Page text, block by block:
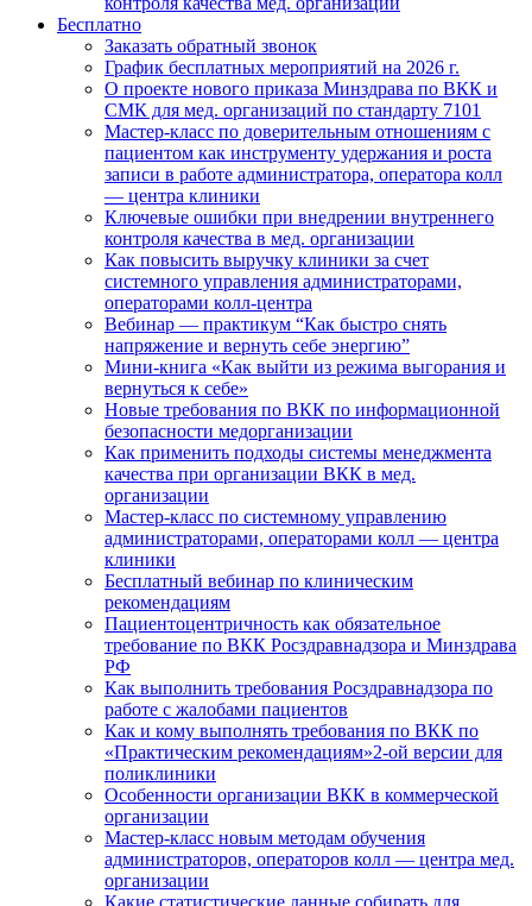
Бесплатно
Заказать обратный звонок
График бесплатных мероприятий на 2026 г.
О проекте нового приказа Минздрава по ВКК и
СМК для мед. организаций по стандарту 7101
Мастер-класс по доверительным отношениям с
пациентом как инструменту удержания и роста
записи в работе администратора, оператора колл
— центра клиники
Ключевые ошибки при внедрении внутреннего
контроля качества в мед. организации
Как повысить выручку клиники за счет
системного управления администраторами,
операторами колл-центра
Вебинар — практикум “Как быстро снять
напряжение и вернуть себе энергию”
Мини-книга «Как выйти из режима выгорания и
вернуться к себе»
Новые требования по ВКК по информационной
безопасности медорганизации
Как применить подходы системы менеджмента
качества при организации ВКК в мед.
организации
Мастер-класс по системному управлению
администраторами, операторами колл — центра
клиники
Бесплатный вебинар по клиническим
рекомендациям
Пациентоцентричность как обязательное
требование по ВКК Росздравнадзора и Минздрава
РФ
Как выполнить требования Росздравнадзора по
работе с жалобами пациентов
Как и кому выполнять требования по ВКК по
«Практическим рекомендациям»2-ой версии для
поликлиники
Особенности организации ВКК в коммерческой
организации
Мастер-класс новым методам обучения
администраторов, операторов колл — центра мед.
организации
Какие статистические данные собирать для